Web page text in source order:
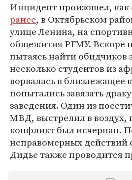
Инцидент произошел, как
ранее, в Октябрьском
улице Ленина, на
общежития РГМУ. Вскоре
пытаясь найти обидчиков
несколько студентов из
ворвалась в близлежащее
попытались завязать
заведения. Один из
МВД, выстрелил в воздух,
конфликт был исчерпан.
неправомерных действий
Дидье также проводится